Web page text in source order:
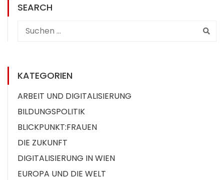
SEARCH
KATEGORIEN
ARBEIT UND DIGITALISIERUNG
BILDUNGSPOLITIK
BLICKPUNKT:FRAUEN
DIE ZUKUNFT
DIGITALISIERUNG IN WIEN
EUROPA UND DIE WELT